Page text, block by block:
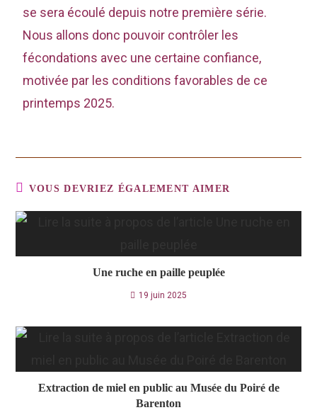
se sera écoulé depuis notre première série.
Nous allons donc pouvoir contrôler les
fécondations avec une certaine confiance,
motivée par les conditions favorables de ce
printemps 2025.
VOUS DEVRIEZ ÉGALEMENT AIMER
Une ruche en paille peuplée
19 juin 2025
Extraction de miel en public au Musée du Poiré de
Barenton